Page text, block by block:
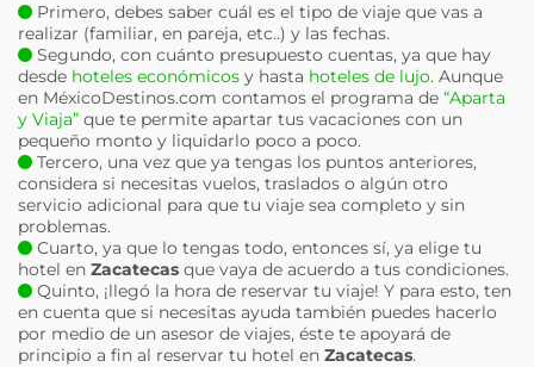
Primero, debes saber cuál es el tipo de viaje que vas a
realizar (familiar, en pareja, etc..) y las fechas.
Segundo, con cuánto presupuesto cuentas, ya que hay
desde hoteles económicos y hasta hoteles de lujo. Aunque
en MéxicoDestinos.com contamos el programa de “Aparta
y Viaja” que te permite apartar tus vacaciones con un
pequeño monto y liquidarlo poco a poco.
Tercero, una vez que ya tengas los puntos anteriores,
considera si necesitas vuelos, traslados o algún otro
servicio adicional para que tu viaje sea completo y sin
problemas.
Cuarto, ya que lo tengas todo, entonces sí, ya elige tu
hotel en Zacatecas que vaya de acuerdo a tus condiciones.
Quinto, ¡llegó la hora de reservar tu viaje! Y para esto, ten
en cuenta que si necesitas ayuda también puedes hacerlo
por medio de un asesor de viajes, éste te apoyará de
principio a fin al reservar tu hotel en Zacatecas.